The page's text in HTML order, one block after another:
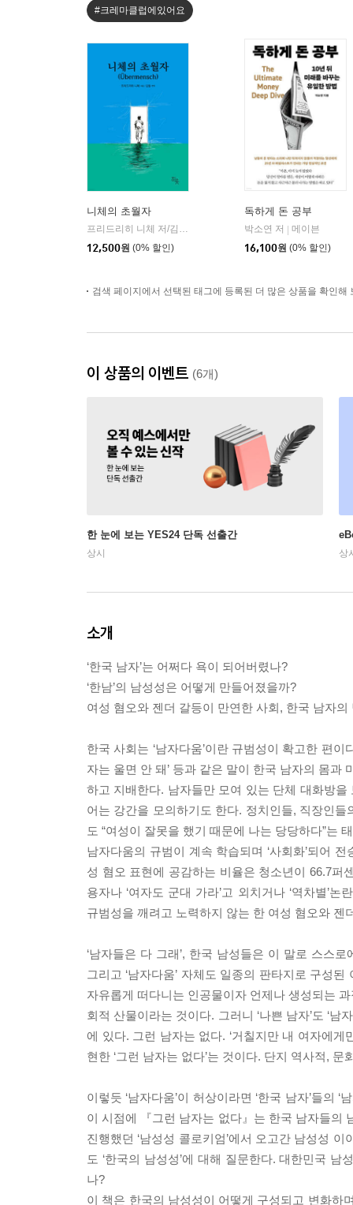
#크레마클럽에있어요
니체의 초월자
프리드리히 니체 저/김철 편역
12,500원 (0% 할인)
독하게 돈 공부
박소연 저
메이븐
16,100원 (0% 할인)
검색 페이지에서 선택된 태그에 등록된 더 많은 상품을 확인해
이 상품의 이벤트 (6개)
한 눈에 보는 YES24 단독 선출간
상시 상
소개
‘한국 남자’는 어쩌다 욕이 되어버렸나?
‘한남’의 남성성은 어떻게 만들어졌을까?
여성 혐오와 젠더 갈등이 만연한 사회, 한국 남자
한국 사회는 ‘남자다움’이란 규범성이 확고한 편이
자는 울면 안 돼’ 등과 같은 말이 한국 남자의 몸
하고 지배한다. 남자들만 모여 있는 단체 대화방
어는 강간을 모의하기도 한다. 정치인들, 직장인
도 “여성이 잘못을 했기 때문에 나는 당당하다”는
남자다움의 규범이 계속 학습되며 ‘사회화’되어
성 혐오 표현에 공감하는 비율은 청소년이 66.7퍼
용자나 ‘여자도 군대 가라’고 외치거나 ‘역차별’
규범성을 깨려고 노력하지 않는 한 여성 혐오와 젠
‘남자들은 다 그래’, 한국 남성들은 이 말로 스스
그리고 ‘남자다움’ 자체도 일종의 판타지로 구성
자유롭게 떠다니는 인공물이자 언제나 생성되는
회적 산물이라는 것이다. 그러니 ‘나쁜 남자’도 ‘
에 있다. 그런 남자는 없다. ‘거칠지만 내 여자에게
현한 ‘그런 남자는 없다’는 것이다. 단지 역사적,
이렇듯 ‘남자다움’이 허상이라면 ‘한국 남자’들의
이 시점에 『그런 남자는 없다』는 한국 남자들의
진행했던 ‘남성성 콜로키엄’에서 오고간 남성성
도 ‘한국의 남성성’에 대해 질문한다. 대한민국
나?
이 책은 한국의 남성성이 어떻게 구성되고 변화하